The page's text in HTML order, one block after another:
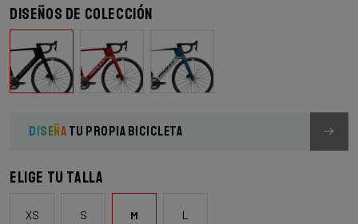
Diseños de colección
DISEÑATU PROPIA BICICLETA
Elige tu talla
XS S M L